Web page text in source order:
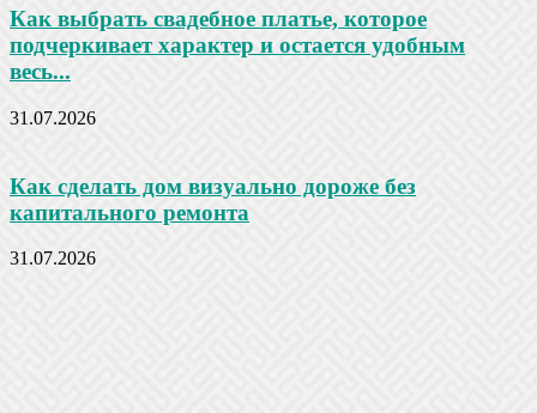
Как выбрать свадебное платье, которое
подчеркивает характер и остается удобным
весь...
31.07.2026
Как сделать дом визуально дороже без
капитального ремонта
31.07.2026